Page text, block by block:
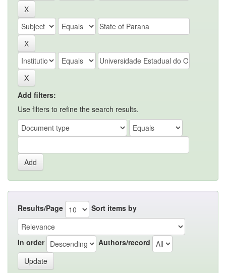
Add filters:
Use filters to refine the search results.
Results/Page Sort items by
In order Authors/record